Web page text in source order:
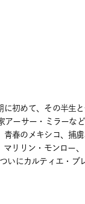
初めて、その半生
ーサー・ミラーな
春のメキシコ、捕
リリン・モンロー
いにカルティエ・ブ